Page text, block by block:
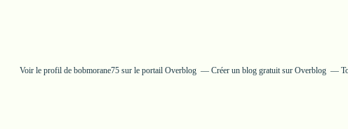
Voir le profil de bobmorane75 sur le portail Overblog Créer un blog gratuit sur Overblog